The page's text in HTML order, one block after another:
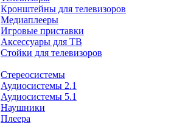
Кронштейны для телевизоров
Медиаплееры
Игровые приставки
Аксессуары для ТВ
Стойки для телевизоров
Стереосистемы
Аудиосистемы 2.1
Аудиосистемы 5.1
Наушники
Плеера